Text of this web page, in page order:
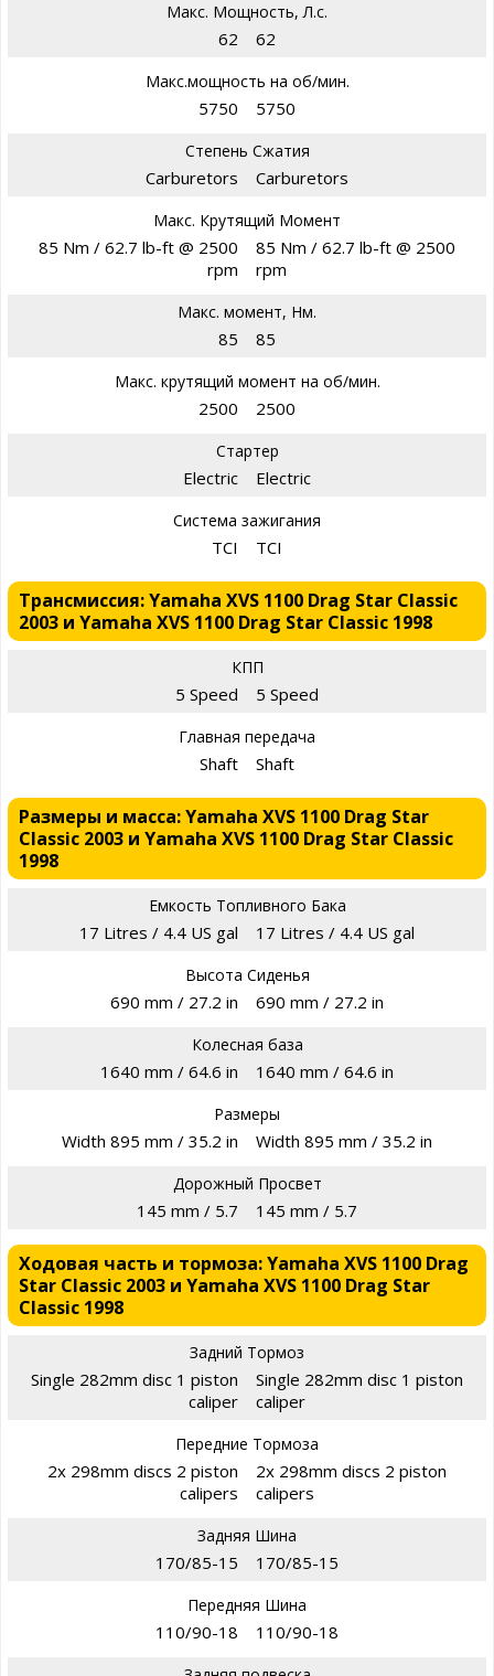
Макс. Мощность, Л.с.
62 62
Макс.мощность на об/мин.
5750 5750
Степень Сжатия
Carburetors Carburetors
Макс. Крутящий Момент
85 Nm / 62.7 lb-ft @ 2500
rpm
85 Nm / 62.7 lb-ft @ 2500
rpm
Макс. момент, Нм.
85 85
Макс. крутящий момент на об/мин.
2500 2500
Стартер
Electric Electric
Система зажигания
TCI TCI
Трансмиссия: Yamaha XVS 1100 Drag Star Classic
2003 и Yamaha XVS 1100 Drag Star Classic 1998
КПП
5 Speed 5 Speed
Главная передача
Shaft Shaft
Размеры и масса: Yamaha XVS 1100 Drag Star
Classic 2003 и Yamaha XVS 1100 Drag Star Classic
1998
Емкость Топливного Бака
17 Litres / 4.4 US gal 17 Litres / 4.4 US gal
Высота Сиденья
690 mm / 27.2 in 690 mm / 27.2 in
Колесная база
1640 mm / 64.6 in 1640 mm / 64.6 in
Размеры
Width 895 mm / 35.2 in Width 895 mm / 35.2 in
Дорожный Просвет
145 mm / 5.7 145 mm / 5.7
Ходовая часть и тормоза: Yamaha XVS 1100 Drag
Star Classic 2003 и Yamaha XVS 1100 Drag Star
Classic 1998
Задний Тормоз
Single 282mm disc 1 piston
caliper
Single 282mm disc 1 piston
caliper
Передние Тормоза
2x 298mm discs 2 piston
calipers
2x 298mm discs 2 piston
calipers
Задняя Шина
170/85-15 170/85-15
Передняя Шина
110/90-18 110/90-18